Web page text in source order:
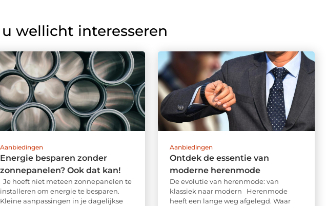
wellicht interesseren
Aanbiedingen
Energie besparen zonder
zonnepanelen? Ook dat kan!
Je hoeft niet meteen zonnepanelen te
installeren om energie te besparen.
Kleine aanpassingen in je dagelijkse
Aanbiedingen
Ontdek de essentie van
moderne herenmode
De evolutie van herenmode: van
klassiek naar modern Herenmode
heeft een lange weg afgelegd. Waar